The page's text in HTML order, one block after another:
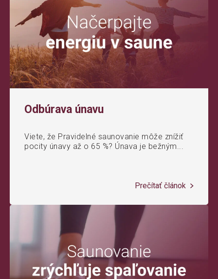
Odbúrava únavu
Viete, že Pravidelné saunovanie môže znížiť
pocity únavy až o 65 %? Únava je bežným...
Prečítať článok